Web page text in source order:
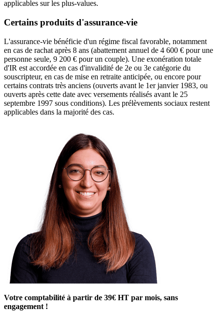
applicables sur les plus-values.
Certains produits d'assurance-vie
L'assurance-vie bénéficie d'un régime fiscal favorable, notamment
en cas de rachat après 8 ans (abattement annuel de 4 600 € pour une
personne seule, 9 200 € pour un couple). Une exonération totale
d'IR est accordée en cas d'invalidité de 2e ou 3e catégorie du
souscripteur, en cas de mise en retraite anticipée, ou encore pour
certains contrats très anciens (ouverts avant le 1er janvier 1983, ou
ouverts après cette date avec versements réalisés avant le 25
septembre 1997 sous conditions). Les prélèvements sociaux restent
applicables dans la majorité des cas.
Votre comptabilité à partir de 39€ HT par mois, sans
engagement !